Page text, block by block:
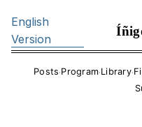
English
Version
Posts·Program·Library·